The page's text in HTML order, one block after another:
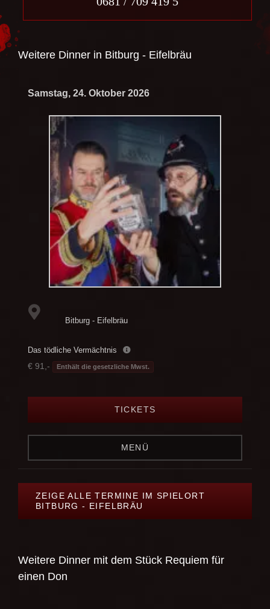
Weitere Dinner in Bitburg - Eifelbräu
Samstag, 24. Oktober 2026
Bitburg - Eifelbräu
Das tödliche Vermächtnis
€ 91,- Enthält die gesetzliche Mwst.
TICKETS
MENÜ
ZEIGE ALLE TERMINE IM SPIELORT
BITBURG - EIFELBRÄU
Weitere Dinner mit dem Stück Requiem für
einen Don